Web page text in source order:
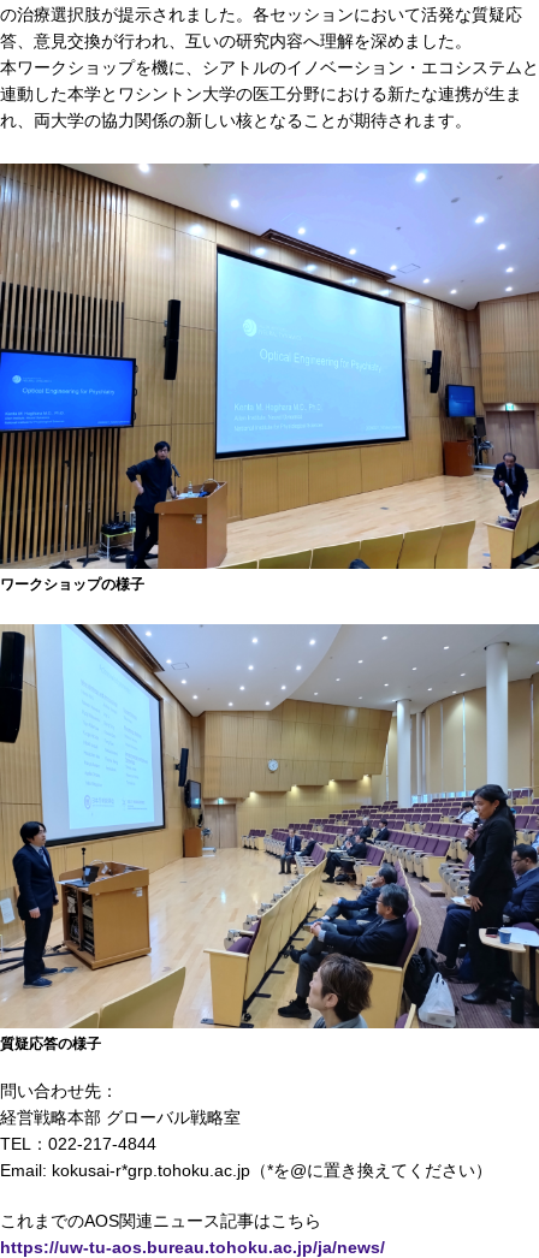
の治療選択肢が提示されました。各セッションにおいて活発な質疑応
答、意見交換が行われ、互いの研究内容へ理解を深めました。
本ワークショップを機に、シアトルのイノベーション・エコシステムと
連動した本学とワシントン大学の医工分野における新たな連携が生ま
れ、両大学の協力関係の新しい核となることが期待されます。
ワークショップの様子
質疑応答の様子
問い合わせ先：
経営戦略本部 グローバル戦略室
TEL：022-217-4844
Email: kokusai-r*grp.tohoku.ac.jp（*を@に置き換えてください）
これまでのAOS関連ニュース記事はこちら
https://uw-tu-aos.bureau.tohoku.ac.jp/ja/news/